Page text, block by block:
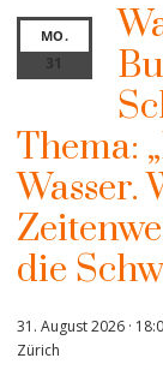
MO.
31
Thema:
Wasser.
die
31. August 2026 ·
Zürich